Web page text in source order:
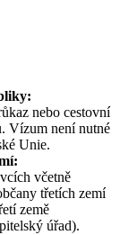
nebo cestovní
Vízum není nutné
Unie.
včetně
třetích zemí
země
úřad).